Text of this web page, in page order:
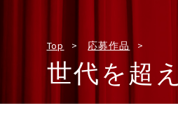
Top 応募作品
世代を超